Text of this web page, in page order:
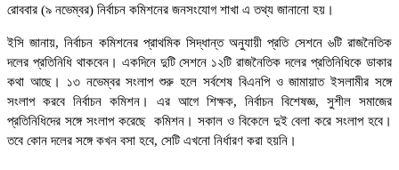
রোববার (৯ নভেম্বর) নির্বাচন কমিশনের জনসংযোগ শাখা এ তথ্য জানানো হয়।
ইসি জানায়, নির্বাচন কমিশনের প্রাথমিক সিদ্ধান্ত অনুযায়ী প্রতি সেশনে ৬টি রাজনৈতিক
দলের প্রতিনিধি থাকবেন। একদিনে দুটি সেশনে ১২টি রাজনৈতিক দলের প্রতিনিধিকে ডাকার
কথা আছে। ১৩ নভেম্বর সংলাপ শুরু হলে সর্বশেষ বিএনপি ও জামায়াত ইসলামীর সঙ্গে
সংলাপ করবে নির্বাচন কমিশন। এর আগে শিক্ষক, নির্বাচন বিশেষজ্ঞ, সুশীল সমাজের
প্রতিনিধিদের সঙ্গে সংলাপ করেছে কমিশন। সকাল ও বিকেলে দুই বেলা করে সংলাপ হবে।
তবে কোন দলের সঙ্গে কখন বসা হবে, সেটি এখনো নির্ধারণ করা হয়নি।